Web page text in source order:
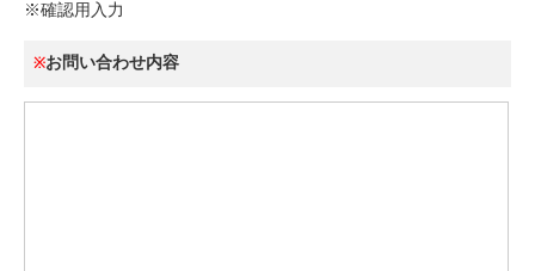
※確認用入力
※お問い合わせ内容